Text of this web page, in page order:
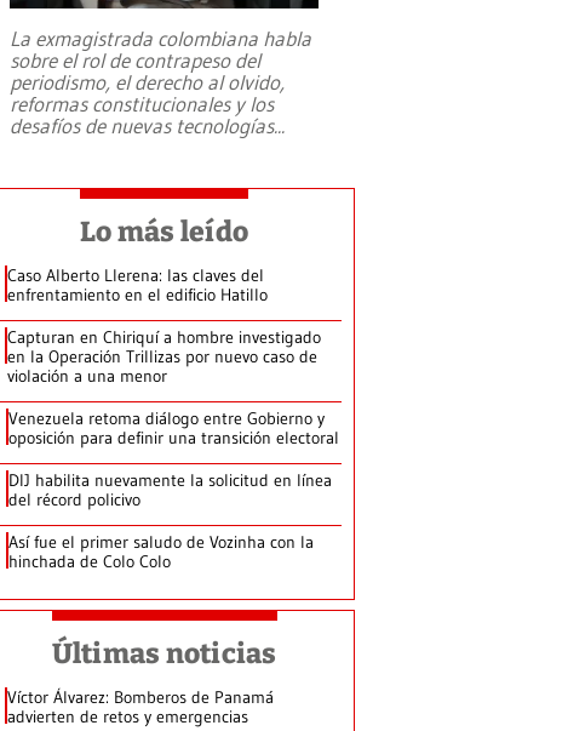
La exmagistrada colombiana habla
sobre el rol de contrapeso del
periodismo, el derecho al olvido,
reformas constitucionales y los
desafíos de nuevas tecnologías...
Lo más leído
Caso Alberto Llerena: las claves del
enfrentamiento en el edificio Hatillo
Capturan en Chiriquí a hombre investigado
en la Operación Trillizas por nuevo caso de
violación a una menor
Venezuela retoma diálogo entre Gobierno y
oposición para definir una transición electoral
DIJ habilita nuevamente la solicitud en línea
del récord policivo
Así fue el primer saludo de Vozinha con la
hinchada de Colo Colo
Últimas noticias
Víctor Álvarez: Bomberos de Panamá
advierten de retos y emergencias